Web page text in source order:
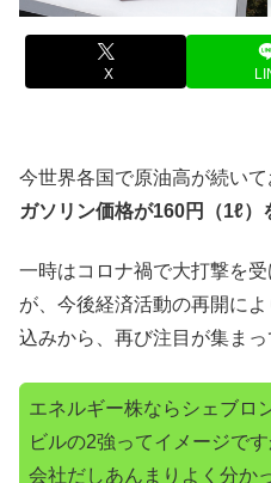
X
今世界各国で原油高が続い
ガソリン価格が160円（1ℓ）
一時はコロナ禍で大打撃を
が、今後経済活動の再開に
込みから、再び注目が集まっ
エネルギー株ならシェブロ
ビルの2強ってイメージで
会社だしあんまりよく分か